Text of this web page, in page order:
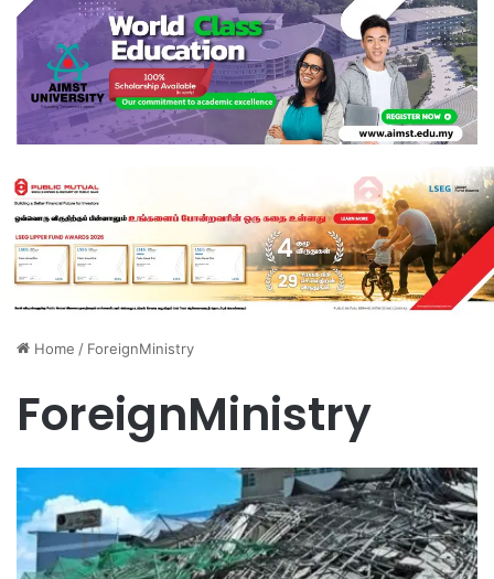
Home / ForeignMinistry
ForeignMinistry